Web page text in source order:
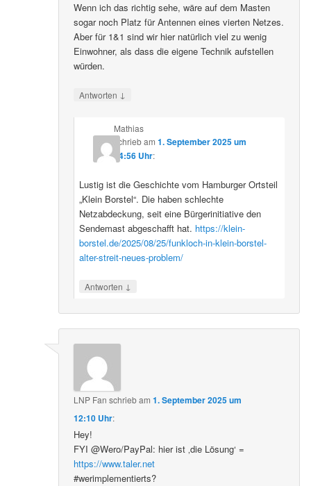
Wenn ich das richtig sehe, wäre auf dem Masten
sogar noch Platz für Antennen eines vierten Netzes.
Aber für 1&1 sind wir hier natürlich viel zu wenig
Einwohner, als dass die eigene Technik aufstellen
würden.
Antworten ↓
Mathias
schriebam 1. September 2025 um
14:56 Uhr:
Lustig ist die Geschichte vom Hamburger Ortsteil
„Klein Borstel“. Die haben schlechte
Netzabdeckung, seit eine Bürgerinitiative den
Sendemast abgeschafft hat. https://klein-
borstel.de/2025/08/25/funkloch-in-klein-borstel-
alter-streit-neues-problem/
Antworten ↓
LNP Fan schriebam1. September 2025 um
12:10 Uhr:
Hey!
FYI @Wero/PayPal: hier ist ‚die Lösung‘ =
https://www.taler.net
#werimplementierts?